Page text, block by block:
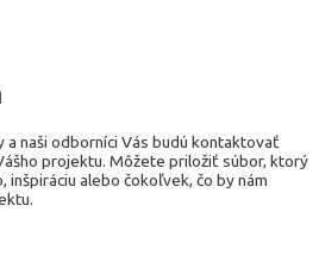
a naši odborníci Vás budú kontaktovať
projektu. Môžete priložiť súbor, ktorý
alebo čokoľvek, čo by nám